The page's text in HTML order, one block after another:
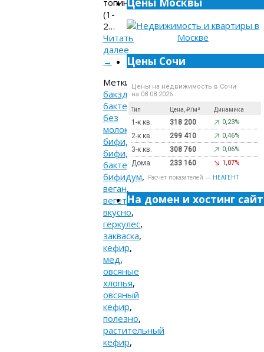
(1-
2…
Читать
далее
→
Метки:
бакздрав,
бактерии
без
молока,
бифидо,
бифидо
бактерии,
бифидум,
веган,
вегетарианец,
вкусно,
геркулес,
закваска,
кефир,
мед,
овсяные
хлопья,
овсяный
кефир,
полезно,
растительный
кефир,
Цены Сочи
Цены на недвижимость в Сочи
на 08.08.2026
Тип Цена, ₽/м² Динамика
1-к кв. 318 200 0,23%
2-к кв. 299 410 0,46%
3-к кв. 308 760 0,06%
Дома 233 160 1,07%
Расчет показателей — НЕАГЕНТ
На домен и хостинг